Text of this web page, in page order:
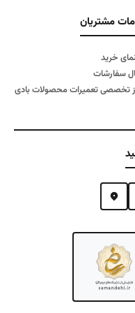
مشتریان
خرید
سفارشات
تخصصی تعمیرات محصولات بادی